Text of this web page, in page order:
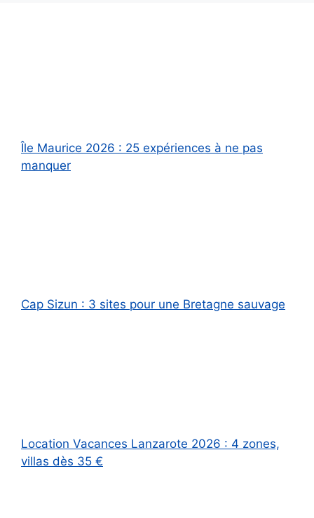
Île Maurice 2026 : 25 expériences à ne pas
manquer
Cap Sizun : 3 sites pour une Bretagne sauvage
Location Vacances Lanzarote 2026 : 4 zones,
villas dès 35 €